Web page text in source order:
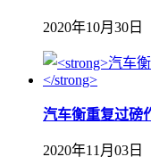
2020年10月30日
汽车衡重复过磅
2020年11月03日